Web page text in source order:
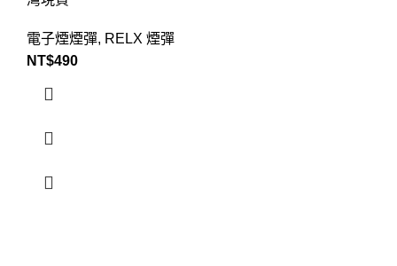
電子煙煙彈, RELX 煙彈
NT$490